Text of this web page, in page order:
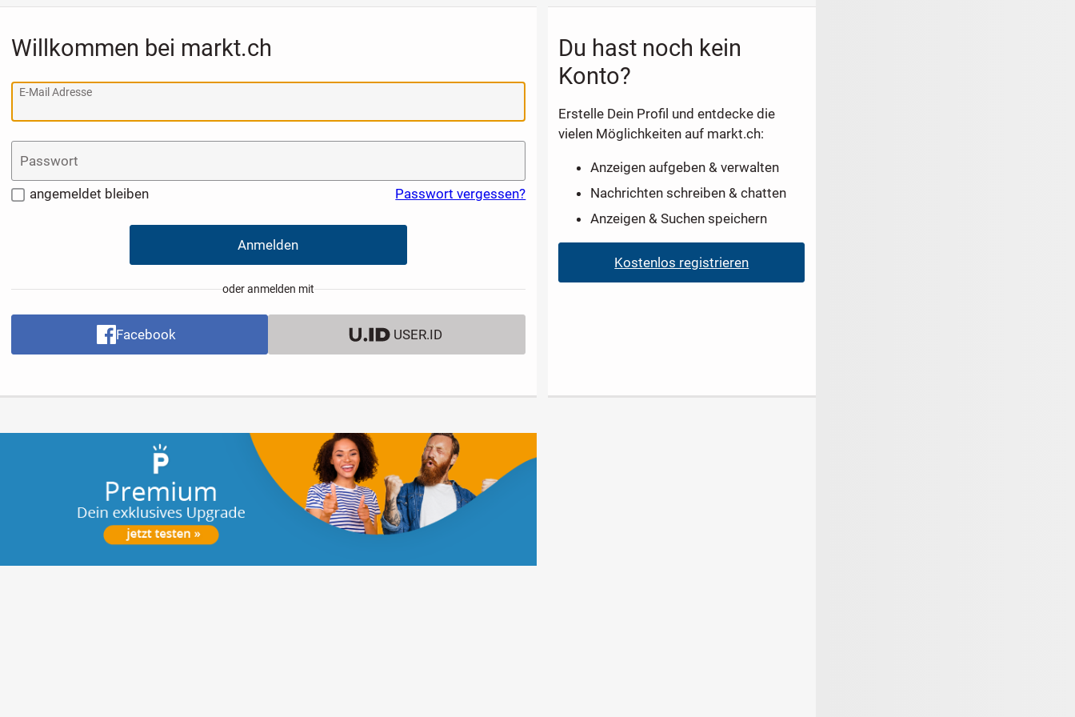
Willkommen bei markt.ch
E-Mail Adresse
Passwort
angemeldet bleiben Passwort vergessen?
Anmelden
oder anmelden mit
Facebook USER.ID
Du hast noch kein
Konto?
Erstelle Dein Profil und entdecke die
vielen Möglichkeiten auf markt.ch:
Anzeigen aufgeben & verwalten
Nachrichten schreiben & chatten
Anzeigen & Suchen speichern
Kostenlos registrieren